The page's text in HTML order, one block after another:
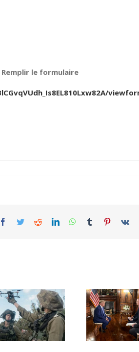
le formulaire
Facebook
TwitterRedditLinkedInWhatsApp
Tumblr Pinterest
Vk
Israël préparé à
une attaque
américaine
contre l’Iran
qui n’a
finalement pas